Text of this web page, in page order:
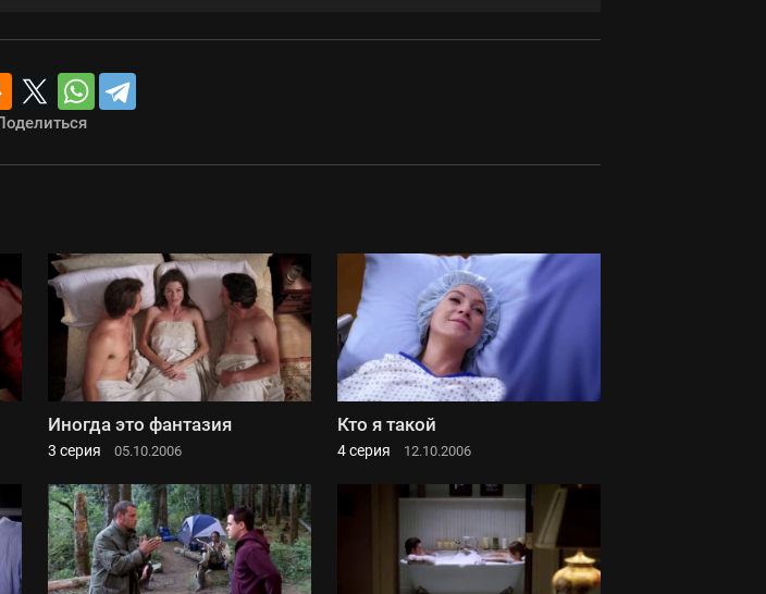
Иногда это фантазия
3 серия 05.10.2006
Кто я такой
4 серия 12.10.2006